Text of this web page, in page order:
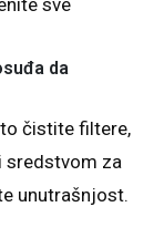
da
čistite filtere,
sredstvom za
unutrašnjost.